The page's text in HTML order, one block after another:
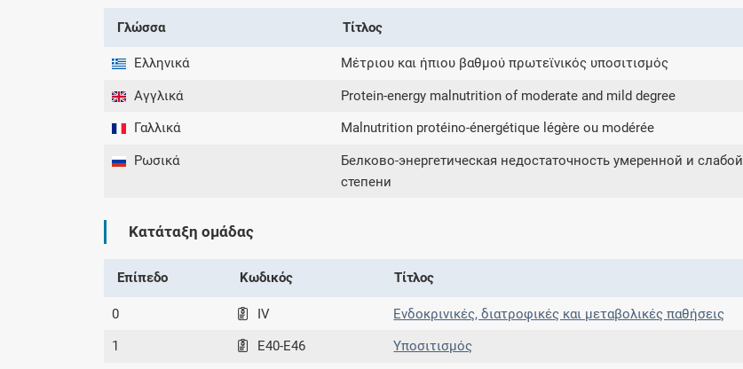
Συνδρομές
Μάθετε περισσότερα για τα οφέλη και τις
προγραμμάτων
νόσους, συμπτώματα και ιατρικές πράξεις
Γλώσσα Τίτλος
Ελληνικά Μέτριου και ήπιου βαθμού πρωτεϊνικός υποσιτισμός
Αγγλικά Protein-energy malnutrition of moderate and mild degree
Γαλλικά Malnutrition protéino-énergétique légère ou modérée
Ρωσικά
Белково-энергетическая недостаточность умеренной и слабой
степени
Κατάταξη ομάδας
Επίπεδο Κωδικός Τίτλος
0 IV Ενδοκρινικές, διατροφικές και μεταβολικές παθήσεις
1 E40-E46 Υποσιτισμός